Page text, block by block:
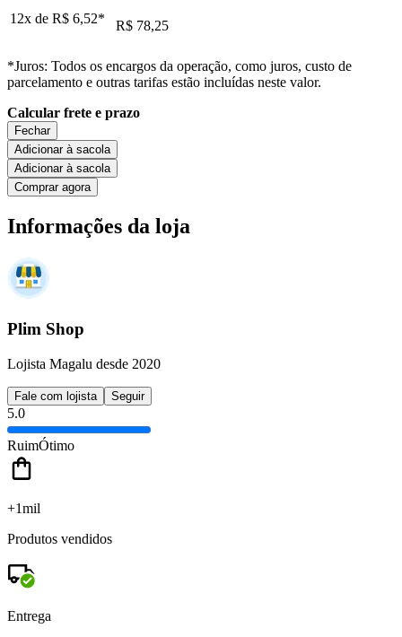
12x de R$ 6,52* R$ 78,25
*Juros: Todos os encargos da operação, como juros, custo de
parcelamento e outras tarifas estão incluídas neste valor.
Calcular frete e prazo
Fechar
Adicionar à sacola
Adicionar à sacola
Comprar agora
Informações da loja
Plim Shop
Lojista Magalu desde 2020
Fale com lojista Seguir
5.0
RuimÓtimo
+1mil
Produtos vendidos
Entrega